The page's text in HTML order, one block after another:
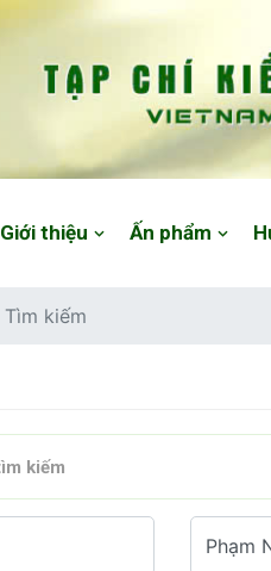
Giới thiệu Ấn phẩm
Tìm kiếm